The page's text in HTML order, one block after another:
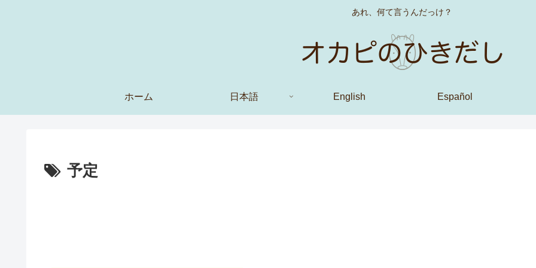
あれ、何て言うんだっけ？
ホーム 日本語 English Español
予定